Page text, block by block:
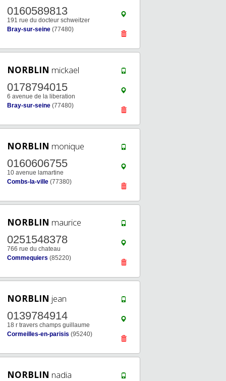
0160589813
191 rue du docteur schweitzer
Bray-sur-seine (77480)
NORBLIN mickael
0178794015
6 avenue de la liberation
Bray-sur-seine (77480)
NORBLIN monique
0160606755
10 avenue lamartine
Combs-la-ville (77380)
NORBLIN maurice
0251548378
766 rue du chateau
Commequiers (85220)
NORBLIN jean
0139784914
18 r travers champs guillaume
Cormeilles-en-parisis (95240)
NORBLIN nadia